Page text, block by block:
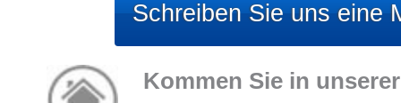
Schreiben Sie uns eine
Kommen Sie in